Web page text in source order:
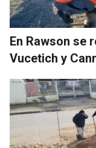
En Rawson se
Vucetich y